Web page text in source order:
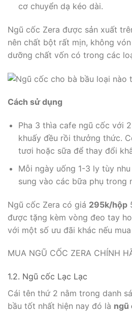
cơ chuyển dạ kéo dài.
Ngũ cốc Zera được sản xuất
nên chất bột rất mịn, không
dưỡng chất vốn có trong các
Cách sử dụng
Pha 3 thìa cafe ngũ cốc với
khuấy đều rồi thưởng thức.
tươi hoặc sữa để thay đổi
Mỗi ngày uống 1-3 ly tùy
sung vào các bữa phụ trong
Ngũ cốc Zera có giá 295k/hộp
được tặng kèm vòng đeo tay
với một số ưu đãi khác nếu
MUA NGŨ CỐC ZERA CHÍNH
1.2. Ngũ cốc Lạc Lạc
Cái tên thứ 2 nằm trong danh
bầu tốt nhất hiện nay đó là ngũ